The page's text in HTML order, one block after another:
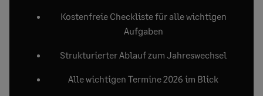
Kostenfreie Checkliste für alle wichtigen
Aufgaben
Strukturierter Ablauf zum Jahreswechsel
Alle wichtigen Termine 2026 im Blick